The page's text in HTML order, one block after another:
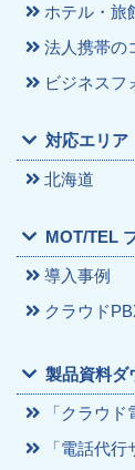
ホテル・旅
法人携帯の
ビジネスフ
対応エリア
北海道
MOT/TEL
導入事例
クラウド
製品資料ダ
「クラウ
「電話代